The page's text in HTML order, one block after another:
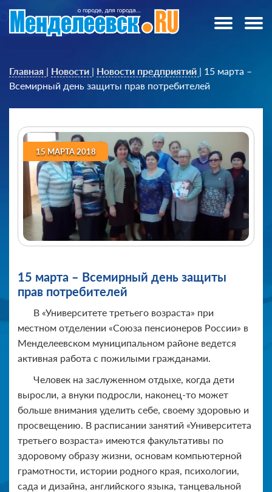
Главная | Новости | Новости предприятий | 15 марта –
Всемирный день защиты прав потребителей
15 МАРТА 2018
15 марта – Всемирный день защиты
прав потребителей
В «Университете третьего возраста» при
местном отделении «Союза пенсионеров России» в
Менделеевском муниципальном районе ведется
активная работа с пожилыми гражданами.
Человек на заслуженном отдыхе, когда дети
выросли, а внуки подросли, наконец-то может
больше внимания уделить себе, своему здоровью и
просвещению. В расписании занятий «Университета
третьего возраста» имеются факультативы по
здоровому образу жизни, основам компьютерной
грамотности, истории родного края, психологии,
сада и дизайна, английского языка, танцевальной